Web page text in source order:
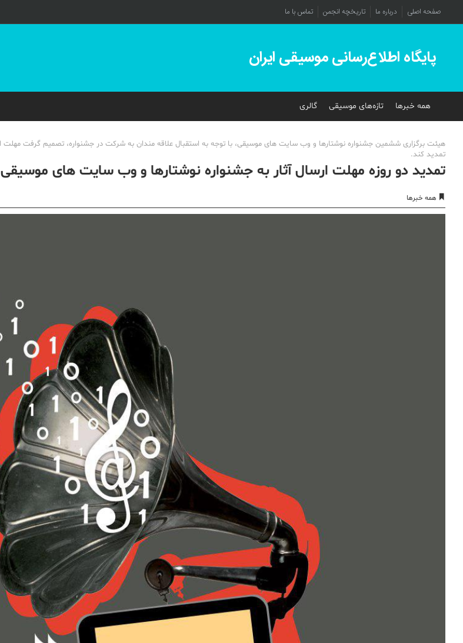
صفحه اصلی درباره ما تاریخچه انجمن تماس با ما
پایگاه اطلاع‌رسانی موسیقی ایران
همه خبرها تازه‌های موسیقی گالری
تمدید کند.
تمدید دو روزه مهلت ارسال آثار به جشنواره نوشتارها و وب سایت های موسیقی
همه خبرها